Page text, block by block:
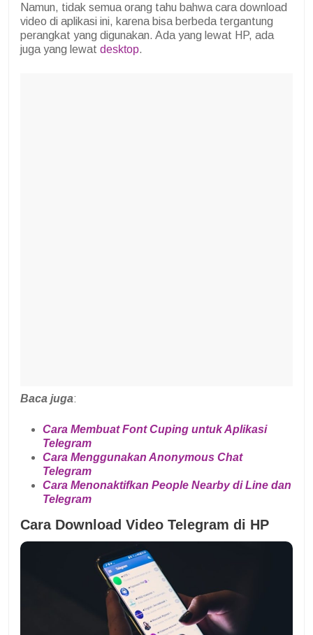
Namun, tidak semua orang tahu bahwa cara download
video di aplikasi ini, karena bisa berbeda tergantung
perangkat yang digunakan. Ada yang lewat HP, ada
juga yang lewat desktop.
Baca juga:
Cara Membuat Font Cuping untuk Aplikasi
Telegram
Cara Menggunakan Anonymous Chat
Telegram
Cara Menonaktifkan People Nearby di Line dan
Telegram
Cara Download Video Telegram di HP